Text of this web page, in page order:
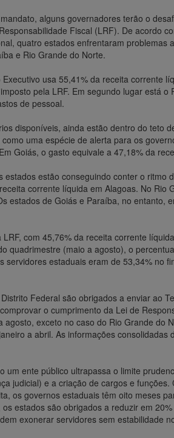
alguns governadores terão o
Fiscal (LRF). De acordo
quatro estados enfrentaram problemas
e Rio Grande do Norte.
usa 55,41% da receita corrente
pela LRF. Em segundo lugar está o
de pessoal.
disponíveis, ainda estão dentro do teto
uma espécie de alerta para os
Goiás, o gasto equivale a 47,18% da
estão conseguindo conter o ritmo
corrente líquida em Alagoas. No Rio
estados de Goiás e Paraíba, no entanto,
com 45,76% da receita corrente
quadrimestre (maio a agosto), o
servidores estaduais eram de 53,34% no
Federal são obrigados a enviar ao
o cumprimento da Lei de
exceto no caso do Rio Grande do
a abril. As informações consolidadas
um ente público ultrapassa o limite
judicial) e a criação de cargos e funções.
os governos estaduais têm oito meses
estados são obrigados a reduzir em
exonerar servidores sem estabilidade